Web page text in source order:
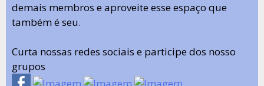
demais membros e aproveite esse espaço que
também é seu.
Curta nossas redes sociais e participe dos nosso
grupos